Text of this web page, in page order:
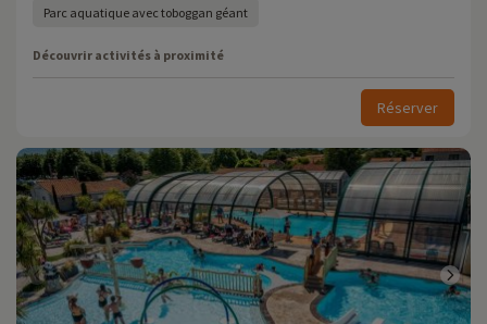
Parc aquatique avec toboggan géant
Découvrir activités à proximité
Réserver